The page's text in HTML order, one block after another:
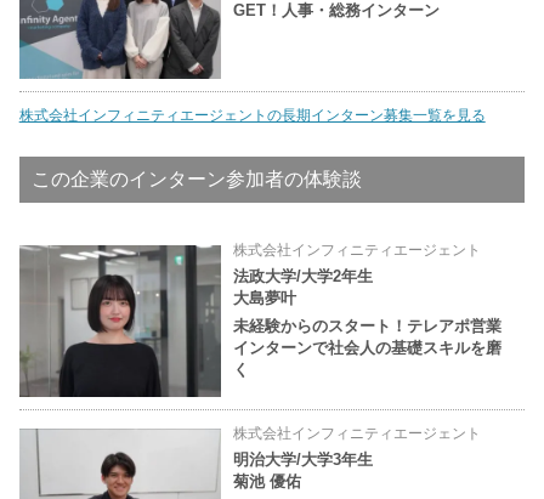
GET！人事・総務インターン
株式会社インフィニティエージェントの長期インターン募集一覧を見る
この企業のインターン参加者の体験談
株式会社インフィニティエージェント
法政大学/大学2年生
大島夢叶
未経験からのスタート！テレアポ営業
インターンで社会人の基礎スキルを磨
く
株式会社インフィニティエージェント
明治大学/大学3年生
菊池 優佑